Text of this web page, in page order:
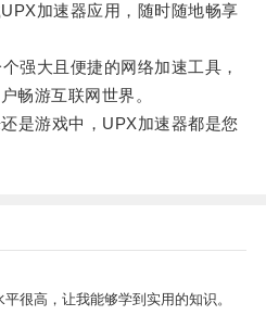
加速器应用，随时随地畅享
大且便捷的网络加速工具，
畅游互联网世界。
游戏中，UPX加速器都是您
很高，让我能够学到实用的知识。